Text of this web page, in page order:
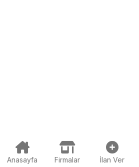
Anasayfa Firmalar İlan Ver